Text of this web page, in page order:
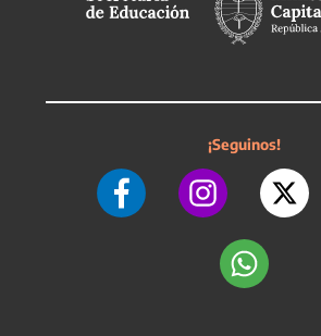
¡Seguinos!